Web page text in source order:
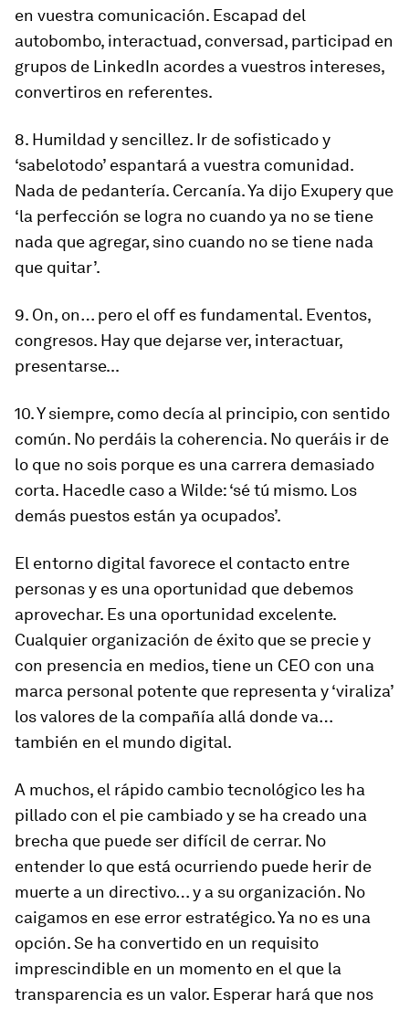
en vuestra comunicación. Escapad del
autobombo, interactuad, conversad, participad en
grupos de LinkedIn acordes a vuestros intereses,
convertiros en referentes.
8. Humildad y sencillez. Ir de sofisticado y
‘sabelotodo’ espantará a vuestra comunidad.
Nada de pedantería. Cercanía. Ya dijo Exupery que
‘la perfección se logra no cuando ya no se tiene
nada que agregar, sino cuando no se tiene nada
que quitar’.
9. On, on… pero el off es fundamental. Eventos,
congresos. Hay que dejarse ver, interactuar,
presentarse...
10. Y siempre, como decía al principio, con sentido
común. No perdáis la coherencia. No queráis ir de
lo que no sois porque es una carrera demasiado
corta. Hacedle caso a Wilde: ‘sé tú mismo. Los
demás puestos están ya ocupados’.
El entorno digital favorece el contacto entre
personas y es una oportunidad que debemos
aprovechar. Es una oportunidad excelente.
Cualquier organización de éxito que se precie y
con presencia en medios, tiene un CEO con una
marca personal potente que representa y ‘viraliza’
los valores de la compañía allá donde va…
también en el mundo digital.
A muchos, el rápido cambio tecnológico les ha
pillado con el pie cambiado y se ha creado una
brecha que puede ser difícil de cerrar. No
entender lo que está ocurriendo puede herir de
muerte a un directivo… y a su organización. No
caigamos en ese error estratégico. Ya no es una
opción. Se ha convertido en un requisito
imprescindible en un momento en el que la
transparencia es un valor. Esperar hará que nos